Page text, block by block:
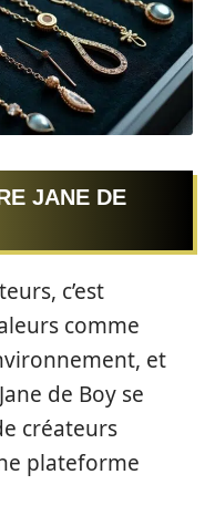
JANE DE
c’est
comme
et
de Boy se
créateurs
plateforme